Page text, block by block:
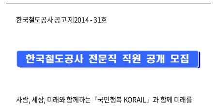
코레일소개_경영공시_채용공고 상세보기 – 내용, 파일, 담당자 연락처로 구성
한국철도공사 공고 제2014 - 31호
사람, 세상, 미래와 함께하는『국민행복 KORAIL』과 함께 미래를